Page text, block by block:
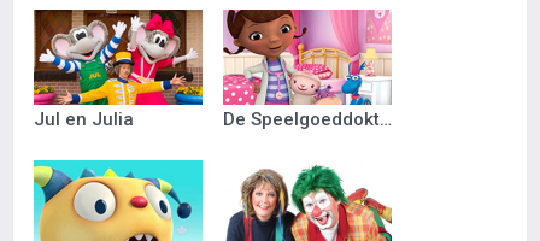
Jul en Julia De Speelgoeddokter